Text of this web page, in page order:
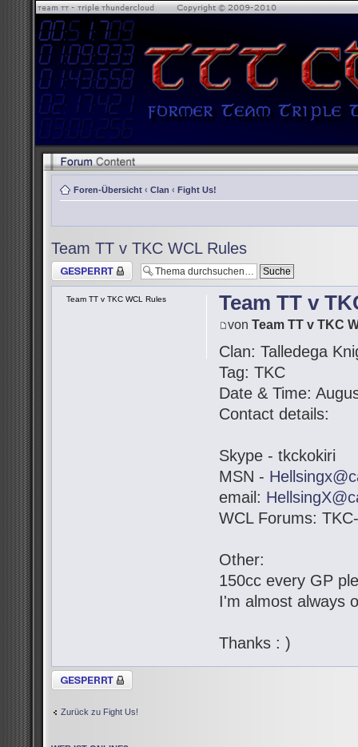
Foren-Übersicht ‹ Clan ‹ Fight Us!
Team TT v TKC WCL Rules
Thema gesperrt
Team TT v
vonTeam TT v TKC
Clan: Talledega
Tag: TKC
Date & Time:
Contact details:
Skype - tkckokiri
MSN -
email:
WCL Forums:
Other:
150cc every GP
I'm almost always
Thanks : )
Team TT v TKC WCL Rules
Thema gesperrt
Zurück zu Fight Us!